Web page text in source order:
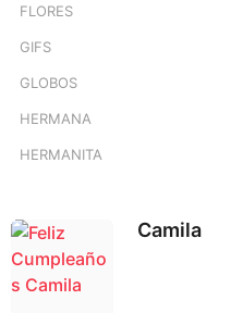
FLORES
GIFS
GLOBOS
HERMANA
HERMANITA
Camila